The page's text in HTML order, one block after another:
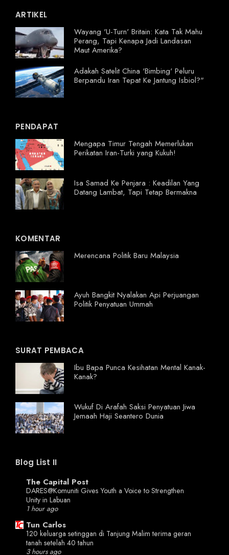
ARTIKEL
Wayang 'U-Turn' Britain: Kata Tak Mahu
Perang, Tapi Kenapa Jadi Landasan
Maut Amerika?
Adakah Satelit China 'Bimbing' Peluru
Berpandu Iran Tepat Ke Jantung Isbiol?"
PENDAPAT
Mengapa Timur Tengah Memerlukan
Perikatan Iran-Turki yang Kukuh!
Isa Samad Ke Penjara : Keadilan Yang
Datang Lambat, Tapi Tetap Bermakna
KOMENTAR
Merencana Politik Baru Malaysia
Ayuh Bangkit Nyalakan Api Perjuangan
Politik Penyatuan Ummah
SURAT PEMBACA
Ibu Bapa Punca Kesihatan Mental Kanak-
Kanak?
Wukuf Di Arafah Saksi Penyatuan Jiwa
Jemaah Haji Seantero Dunia
Blog List II
The Capital Post
DARES@Komuniti Gives Youth a Voice to Strengthen
Unity in Labuan
1 hour ago
Tun Carlos
120 keluarga setinggan di Tanjung Malim terima geran
tanah setelah 40 tahun
3 hours ago